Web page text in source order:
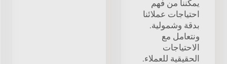
يمكننا من فهم
احتياجات عملائنا
بدقة وشمولية.
ونتعامل مع
الاحتياجات
الحقيقية للعملاء.